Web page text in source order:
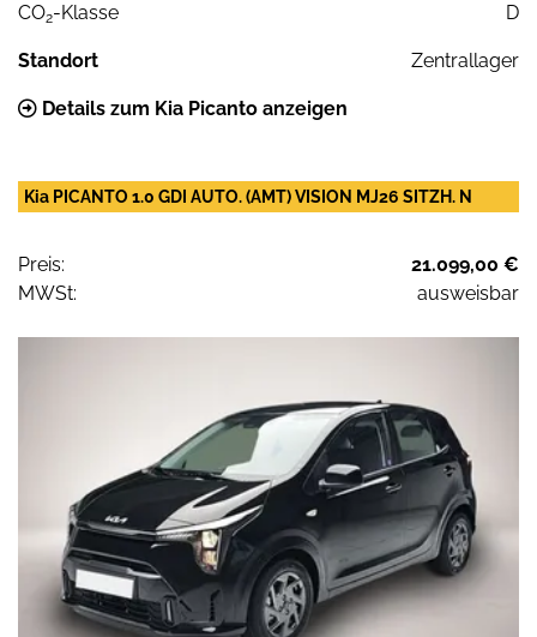
CO2-Klasse D
Standort Zentrallager
Details zum Kia Picanto anzeigen
Kia PICANTO 1.0 GDI AUTO. (AMT) VISION MJ26 SITZH. N
Preis:
21.099,00 €
MWSt:
ausweisbar